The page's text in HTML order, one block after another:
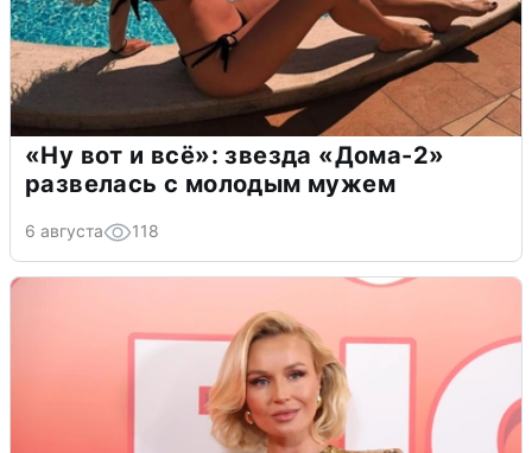
«Ну вот и всё»: звезда «Дома-2»
развелась с молодым мужем
6 августа 118